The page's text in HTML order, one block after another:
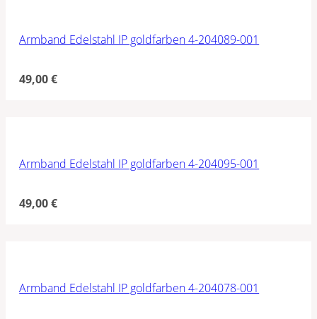
Armband Edelstahl IP goldfarben 4-204089-001
49,00€
Armband Edelstahl IP goldfarben 4-204095-001
49,00€
Armband Edelstahl IP goldfarben 4-204078-001